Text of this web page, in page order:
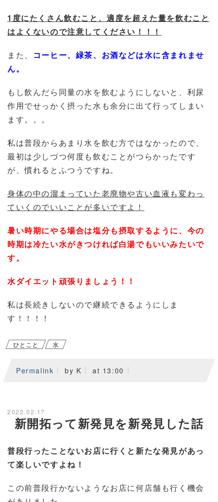
1度にたくさん飲むこと、適度を超えた量を飲むこと
はよくないので注意してください！！！
また、 コーヒー、緑茶、お酒などは水に含まれませ
ん。
もし飲んだら同量の水を飲むようにしないと、利尿
作用でせっかく摂った水も余分に出て行ってしまい
ます。。。
私は普段からあまり水を飲む方ではなかったので、
最初は少しづつ何度も飲むことがつらかったです
が、慣れるとふつうですね。
身体の中の溜まっていた老廃物や古い血液も変わっ
ていくのでいいことが多いですよ！
暑い時期にやる場合は塩分も摂取するように、今の
時期は冷たい水がきつければ白湯でもいいみたいで
す。
水ダイエット頑張りましょう！！
私は長続きしないので継続できるようにしま
す！！！！
ひとこと 水
Permalink by K at 13:00
2022.02.17
新開拓って新発見を新発見した話
普段行ったことないお店に行くと新たな発見があっ
て楽しいですよね！
この前普段行かないようなお店に何店舗も行く機会